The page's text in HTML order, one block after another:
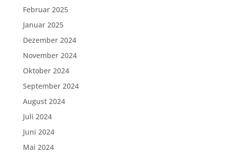
Februar 2025
Januar 2025
Dezember 2024
November 2024
Oktober 2024
September 2024
August 2024
Juli 2024
Juni 2024
Mai 2024